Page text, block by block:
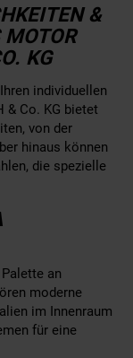
&
MOTOR
KG
individuellen
& Co. KG bietet
von der
hinaus können
die spezielle
an
moderne
im Innenraum
für eine